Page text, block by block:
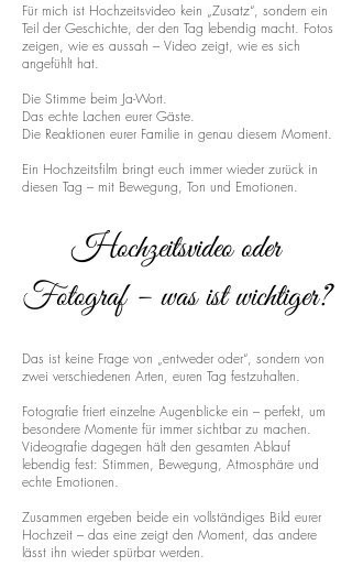
Für mich ist Hochzeitsvideo kein „Zusatz“, sondern ein
Teil der Geschichte, der den Tag lebendig macht. Fotos
zeigen, wie es aussah – Video zeigt, wie es sich
angefühlt hat.
Die Stimme beim Ja-Wort.
Das echte Lachen eurer Gäste.
Die Reaktionen eurer Familie in genau diesem Moment.
Ein Hochzeitsfilm bringt euch immer wieder zurück in
diesen Tag – mit Bewegung, Ton und Emotionen.
Hochzeitsvideo oder
Fotograf – was ist wichtiger?
Das ist keine Frage von „entweder oder“, sondern von
zwei verschiedenen Arten, euren Tag festzuhalten.
Fotografie friert einzelne Augenblicke ein – perfekt, um
besondere Momente für immer sichtbar zu machen.
Videografie dagegen hält den gesamten Ablauf
lebendig fest: Stimmen, Bewegung, Atmosphäre und
echte Emotionen.
Zusammen ergeben beide ein vollständiges Bild eurer
Hochzeit – das eine zeigt den Moment, das andere
lässt ihn wieder spürbar werden.